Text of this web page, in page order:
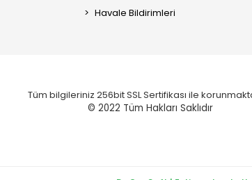
Havale Bildirimleri
Tüm bilgileriniz 256bit SSL Sertifikası ile
© 2022 Tüm Hakları Saklıdır